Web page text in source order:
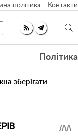
політика Контакти
Політика
зберігати